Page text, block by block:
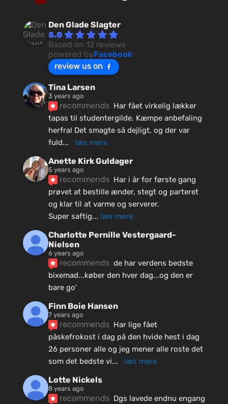
Den Glade Slagter
5.0
Based on 12 reviews
powered byFacebook
review us on
Tina Larsen
3 years ago
recommends Har fået virkelig lækker
tapas til studentergilde. Kæmpe anbefaling
herfra! Det smagte så dejligt, og der var
fuld... læs mere
Anette Kirk Guldager
5 years ago
recommends Har i år for første gang
prøvet at bestille ænder, stegt og parteret
og klar til at varme og serverer.
Super saftig... læs mere
Charlotte Pernille Vestergaard-
Nielsen
6 years ago
recommends de har verdens bedste
bixemad...køber den hver dag...og den er
bare go'
Finn Boie Hansen
7 years ago
recommends Har lige fået
påskefrokost i dag på den hvide hest i dag
26 personer alle og jeg mener alle roste det
som det bedste vi... læs mere
Lotte Nickels
8 years ago
recommends Dgs lavede endnu engang